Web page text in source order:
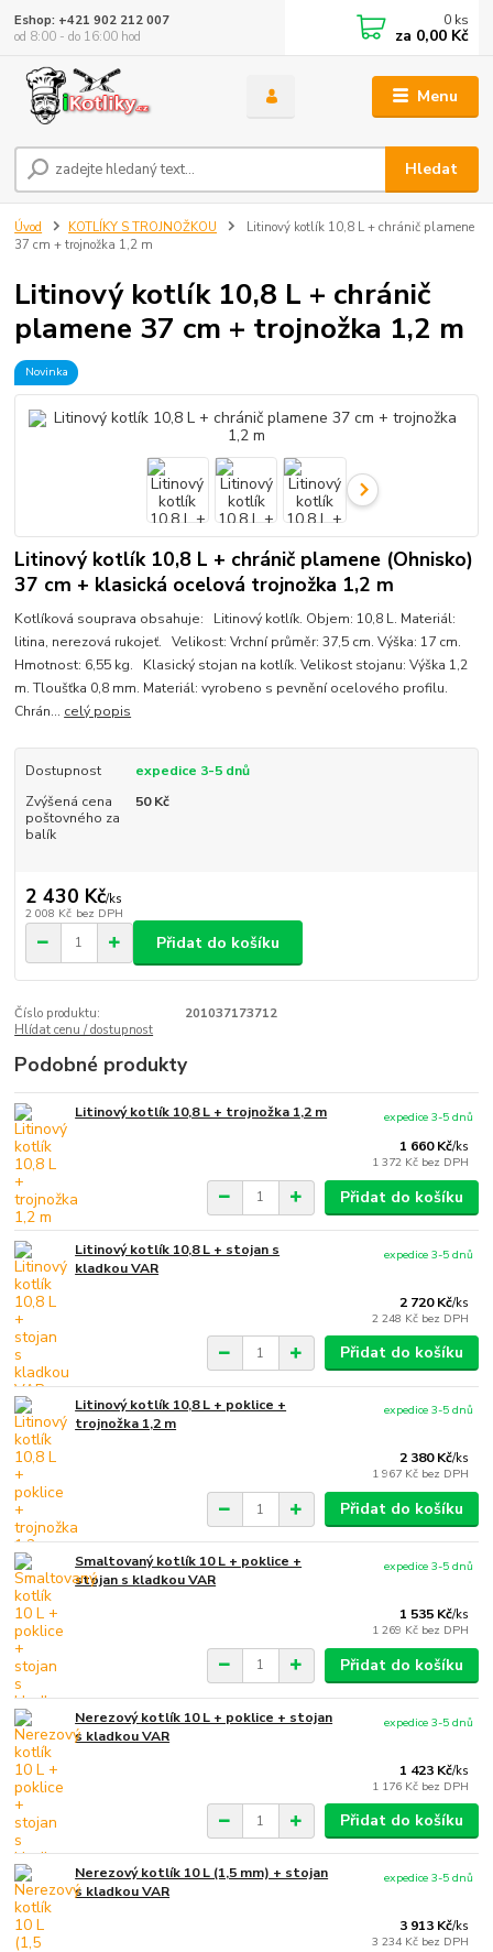
Menu
Hledat
Eshop: +421 902 212 007
od 8:00 - do 16:00 hod
0 ks
za 0,00 Kč
Úvod KOTLÍKY S TROJNOŽKOU
Litinový kotlík 10,8 L + chránič plamene
37 cm + trojnožka 1,2 m
Litinový kotlík 10,8 L + chránič
plamene 37 cm + trojnožka 1,2 m
Novinka
Litinový kotlík 10,8 L + chránič plamene (Ohnisko)
37 cm + klasická ocelová trojnožka 1,2 m
Kotlíková souprava obsahuje: Litinový kotlík. Objem: 10,8 L. Materiál:
litina, nerezová rukojeť. Velikost: Vrchní průměr: 37,5 cm. Výška: 17 cm.
Hmotnost: 6,55 kg. Klasický stojan na kotlík. Velikost stojanu: Výška 1,2
m. Tloušťka 0,8 mm. Materiál: vyrobeno s pevnění ocelového profilu.
Chrán... celý popis
Dostupnost
expedice 3-5 dnů
Zvýšená cena
poštovného za
balík
50 Kč
2 430 Kč/ks
2 008 Kč bez DPH
Přidat do košíku
Číslo produktu:
201037173712
Hlídat cenu / dostupnost
Podobné produkty
Litinový kotlík 10,8 L + trojnožka 1,2 m
1 660 Kč/ks
1 372 Kč bez DPH
expedice 3-5 dnů
Přidat do košíku
Litinový kotlík 10,8 L + stojan s
kladkou VAR
2 720 Kč/ks
2 248 Kč bez DPH
expedice 3-5 dnů
Přidat do košíku
Litinový kotlík 10,8 L + poklice +
trojnožka 1,2 m
2 380 Kč/ks
1 967 Kč bez DPH
expedice 3-5 dnů
Přidat do košíku
Smaltovaný kotlík 10 L + poklice +
stojan s kladkou VAR
1 535 Kč/ks
1 269 Kč bez DPH
expedice 3-5 dnů
Přidat do košíku
Nerezový kotlík 10 L + poklice + stojan
s kladkou VAR
1 423 Kč/ks
1 176 Kč bez DPH
expedice 3-5 dnů
Přidat do košíku
Nerezový kotlík 10 L (1,5 mm) + stojan
s kladkou VAR
3 913 Kč/ks
3 234 Kč bez DPH
expedice 3-5 dnů